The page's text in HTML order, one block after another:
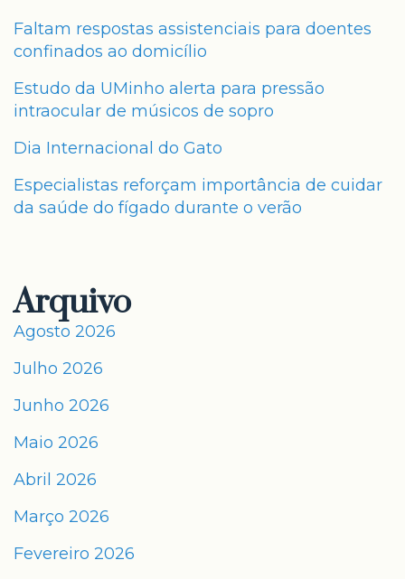
Faltam respostas assistenciais para doentes
confinados ao domicílio
Estudo da UMinho alerta para pressão
intraocular de músicos de sopro
Dia Internacional do Gato
Especialistas reforçam importância de cuidar
da saúde do fígado durante o verão
Arquivo
Agosto 2026
Julho 2026
Junho 2026
Maio 2026
Abril 2026
Março 2026
Fevereiro 2026